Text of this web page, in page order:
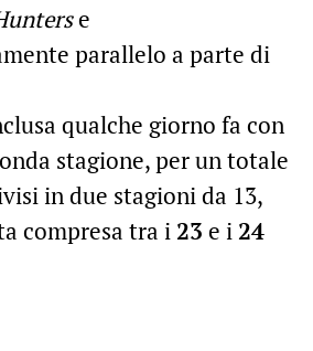
e
parallelo a parte di
qualche giorno fa con
stagione, per un totale
in due stagioni da 13,
compresa tra i23 e i24